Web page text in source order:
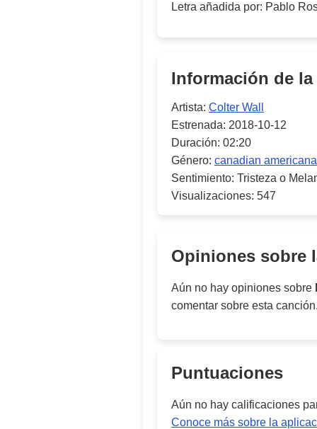
Letra añadida por: Pablo
Información de
Artista: Colter Wall
Estrenada: 2018-10-12
Duración: 02:20
Género: canadian americana
Sentimiento: Tristeza o
Visualizaciones: 547
Opiniones sobre
Aún no hay opiniones sobre
comentar sobre esta canción.
Puntuaciones
Aún no hay calificaciones
Conoce más sobre la